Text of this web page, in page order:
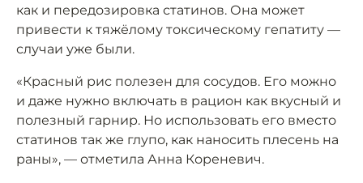
как и передозировка статинов. Она может
привести к тяжёлому токсическому гепатиту —
случаи уже были.
«Красный рис полезен для сосудов. Его можно
и даже нужно включать в рацион как вкусный и
полезный гарнир. Но использовать его вместо
статинов так же глупо, как наносить плесень на
раны», — отметила Анна Кореневич.